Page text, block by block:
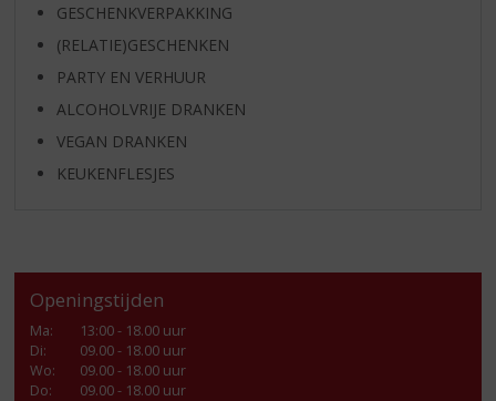
GESCHENKVERPAKKING
(RELATIE)GESCHENKEN
PARTY EN VERHUUR
ALCOHOLVRIJE DRANKEN
VEGAN DRANKEN
KEUKENFLESJES
Openingstijden
Ma:
13:00 - 18.00 uur
Di:
09.00 - 18.00 uur
Wo:
09.00 - 18.00 uur
Do:
09.00 - 18.00 uur